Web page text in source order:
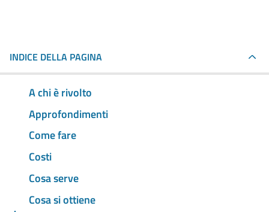
INDICE DELLA PAGINA
A chi è rivolto
Approfondimenti
Come fare
Costi
Cosa serve
Cosa si ottiene